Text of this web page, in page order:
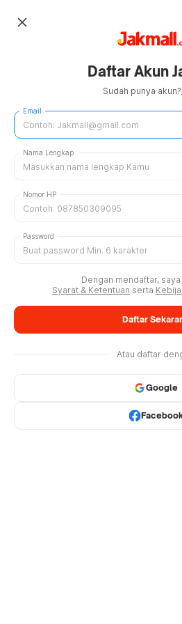
close
Daftar Akun
Sudah punya akun?
Email
Nama Lengkap
Nomor HP
Password
Dengan mendaftar,
Syarat & Ketentuan serta
Daftar
Atau daftar
Google